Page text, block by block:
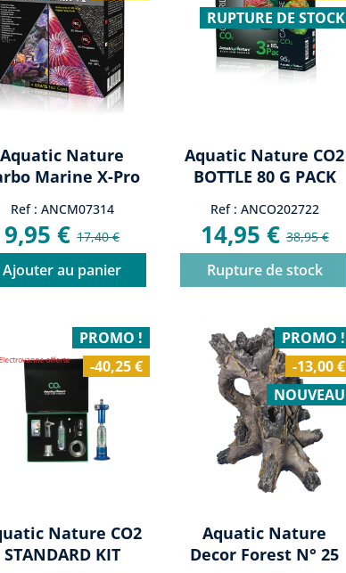
Aquatic Nature
Marine X-Pro
Ref : ANCM07314
9,95 €17,40 €
Ajouter au panier
Aquatic Nature CO2
BOTTLE 80 G PACK
Ref : ANCO202722
14,95 €38,95 €
Rupture de stock
RUPTURE DE STOCK
Nature CO2
STANDARD KIT
PROMO !
-40,25 €
Aquatic Nature
Decor Forest N° 25
PROMO !
-13,00 €
NOUVEAU